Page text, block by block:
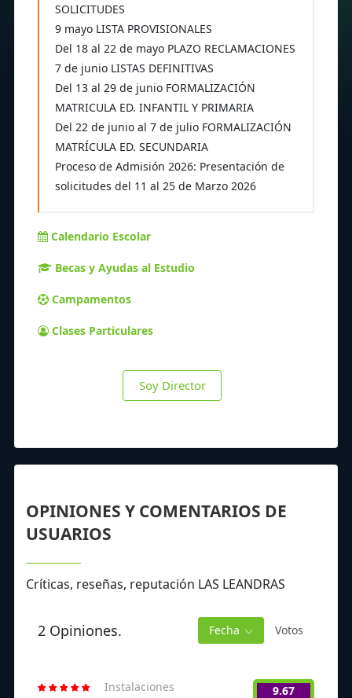
SOLICITUDES
9 mayo LISTA PROVISIONALES
Del 18 al 22 de mayo PLAZO RECLAMACIONES
7 de junio LISTAS DEFINITIVAS
Del 13 al 29 de junio FORMALIZACIÓN
MATRICULA ED. INFANTIL Y PRIMARIA
Del 22 de junio al 7 de julio FORMALIZACIÓN
MATRÍCULA ED. SECUNDARIA
Proceso de Admisión 2026: Presentación de
solicitudes del 11 al 25 de Marzo 2026
Calendario Escolar
Becas y Ayudas al Estudio
Campamentos
Clases Particulares
Soy Director
OPINIONES Y COMENTARIOS DE
USUARIOS
Críticas, reseñas, reputación LAS LEANDRAS
2 Opiniones. Fecha Votos
Instalaciones
9.67